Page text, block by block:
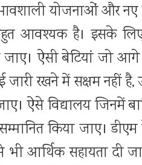
योजनाओं और नए
आवश्यक है। इसके
ऐसी बेटियां जो
रखने में सक्षम नहीं
ऐसे विद्यालय जिनमें
किया जाए।
आर्थिक सहायता दी